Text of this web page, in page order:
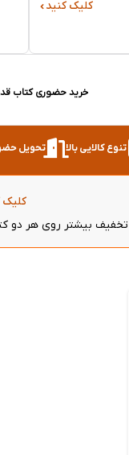
کلیک کنید
خرید حضوری کتاب
تنوع کالایی بالا تحویل
کلیک